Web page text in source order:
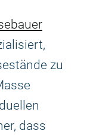
zu
dass